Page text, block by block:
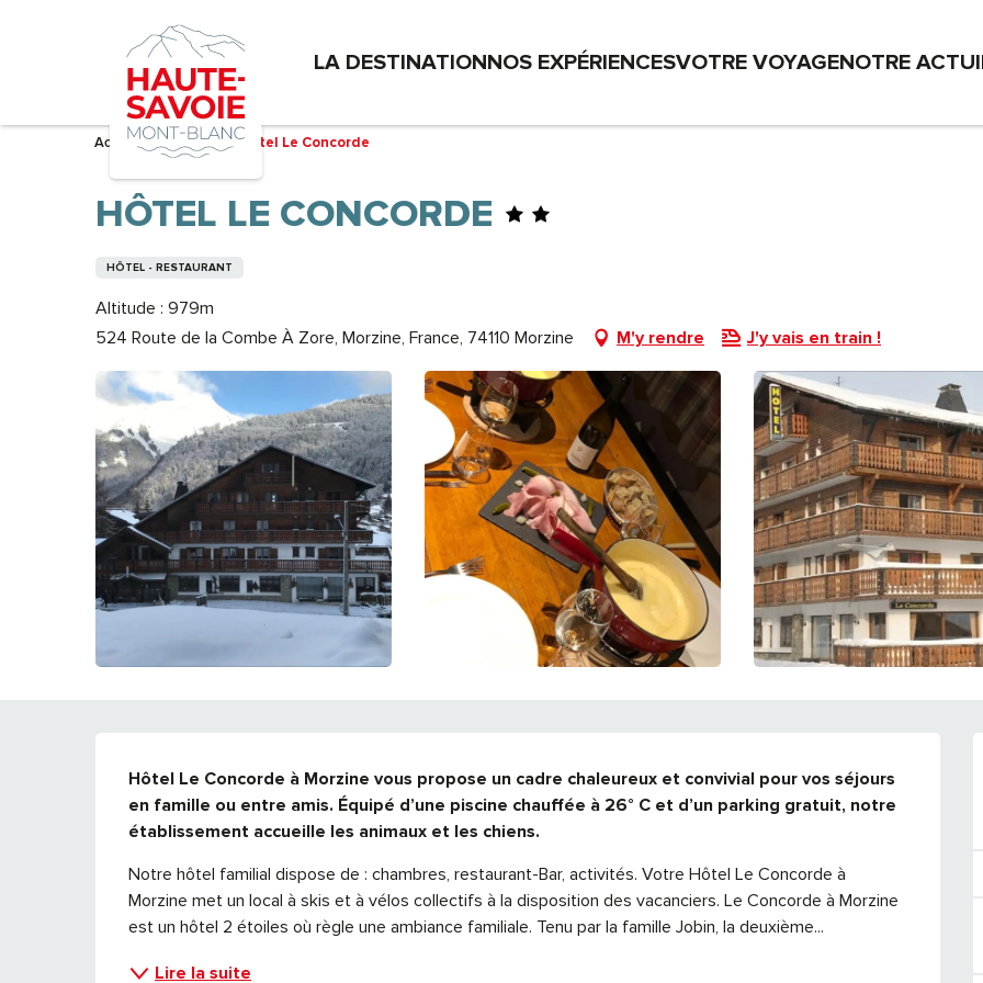
LA DESTINATIONNOS EXPÉRIENCESVOTRE VOYAGENOTRE ACTU
Accueil – Je prépare Hôtel Le Concorde
HÔTEL LE CONCORDE
HÔTEL - RESTAURANT
Altitude : 979m
524 Route de la Combe À Zore, Morzine, France, 74110 Morzine
M'y rendre J'y vais en train !
DESCRIPTION
Hôtel Le Concorde à Morzine vous propose un cadre chaleureux et convivial pour vos séjours
en famille ou entre amis. Équipé d’une piscine chauffée à 26° C et d’un parking gratuit, notre
établissement accueille les animaux et les chiens.
Notre hôtel familial dispose de : chambres, restaurant-Bar, activités. Votre Hôtel Le Concorde à
Morzine met un local à skis et à vélos collectifs à la disposition des vacanciers. Le Concorde à Morzine
est un hôtel 2 étoiles où règle une ambiance familiale. Tenu par la famille Jobin, la deuxième...
Lire la suite